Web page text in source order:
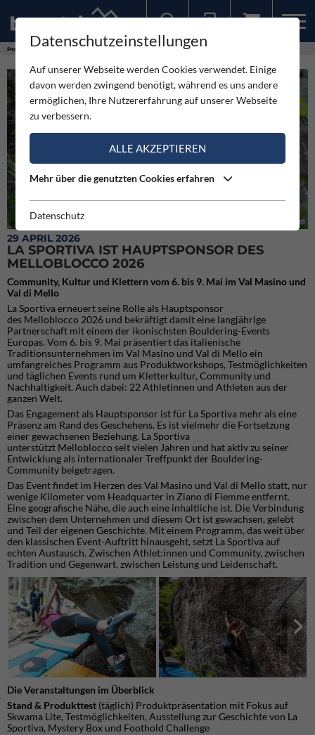
Produkte La Sportiva ist Hauptsponsor des Melloblocco 2026
La Sportiva ist Hauptsponsor des Melloblocco 2026
29 APRIL 2026
LA SPORTIVA IST HAUPTSPONSOR DES
MELLOBLOCCO 2026
Community, Kultur und Klettern vom 6. bis 9. Mai im Val Masino und
Val di Mello
La Sportiva erneuert seine Rolle als Hauptsponsor
des Melloblocco 2026 und bekräftigt damit eine langjährige
Partnerschaft mit einem der ikonischsten Bouldering-Events
Europas. Vom 6. bis 9. Mai präsentiert das italienische
Traditionsunternehmen im Val Masino und Val di Mello ein
umfangreiches Programm aus Produktworkshops, Testmöglichkeiten
und täglichen Events rund um Kletterkultur, Community und
Nachhaltigkeit. Auch dabei: 22 Athletinnen und Athleten aus der
ganzen Welt.
Das Engagement als Hauptsponsor ist für La Sportiva mehr als eine
Präsenz am Rand des Geschehens. Es ist vielmehr die Fortsetzung
einer gewachsenen Beziehung. La Sportiva
unterstützt Melloblocco seit vielen Jahren und hat aktiv zu seiner
Entwicklung als internationaler Treffpunkt der Bouldering-
Community beigetragen.
Das Event findet im Herzen des Val Masino und Val di Mello statt, nur
wenige Kilometer vom Headquarter in Ziano di Fiemme entfernt.
Eine geografische Nähe, die auch eine inhaltliche ist. Die Verbindung
zwischen dem Unternehmen und diesem Ort ist gewachsen, gelebt
und Teil der eigenen Geschichte. Mit einem Programm, das weit über
den klassischen Event-Auftritt hinausgeht, setzt La Sportiva auf
echten Austausch. Zwischen Athlet:innen und Community, zwischen
Tradition und Gegenwart, zwischen Leistung und Leidenschaft.
Die Veranstaltungen im Überblick
Stand & Produkttest (täglich) Produktpräsentation mit Fokus auf
Skwama Lite, Testmöglichkeiten, Ausstellung zur Geschichte von La
Sportiva, Mystery Box und Foothold Challenge
Datenschutzeinstellungen
Auf unserer Webseite werden Cookies verwendet. Einige
davon werden zwingend benötigt, während es uns andere
ermöglichen, Ihre Nutzererfahrung auf unserer Webseite
zu verbessern.
ALLE AKZEPTIEREN
Mehr über die genutzten Cookies erfahren
Datenschutz